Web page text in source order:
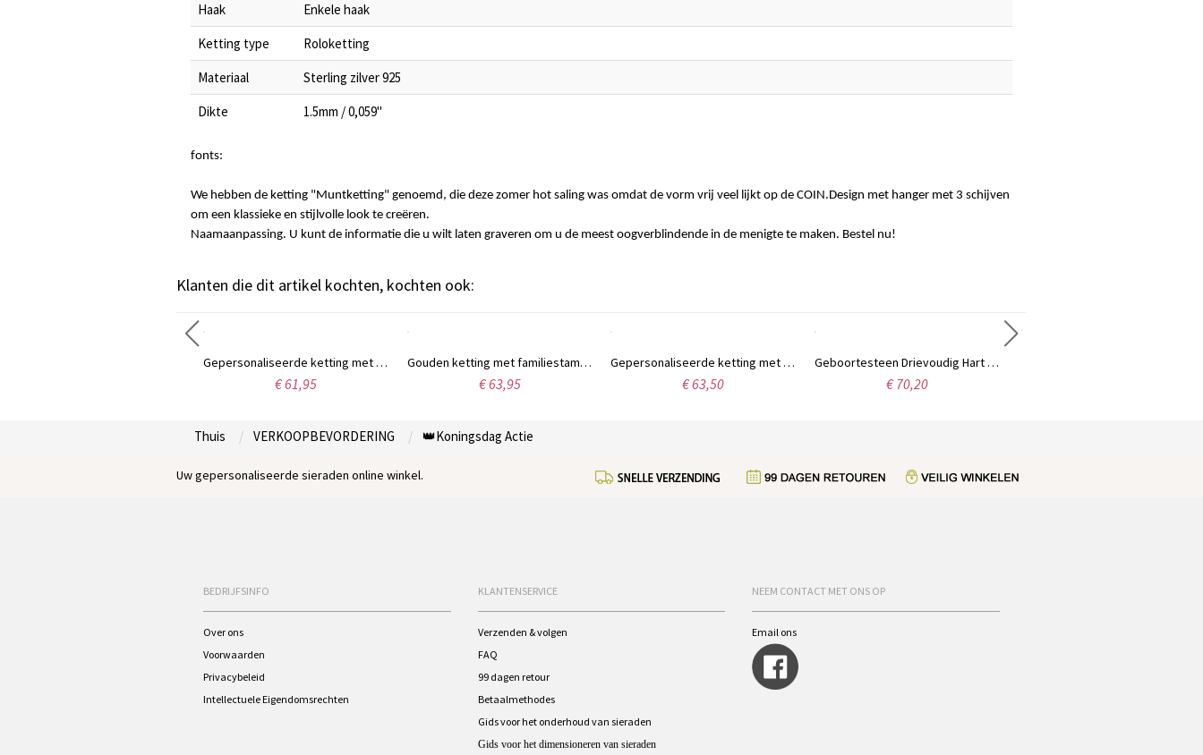
Haak
Enkele haak
Ketting type
Roloketting
Materiaal
Sterling zilver 925
Dikte
1.5mm / 0,059"
fonts:
We hebben de ketting "Muntketting" genoemd, die deze zomer hot saling was omdat de vorm vrij veel lijkt op de COIN.Design met hanger met 3 schijven
om een klassieke en stijlvolle look te creëren.
Naamaanpassing. U kunt de informatie die u wilt laten graveren om u de meest oogverblindende in de menigte te maken. Bestel nu!
Klanten die dit artikel kochten, kochten ook:
Gepersonaliseerde ketting met 7 geboortestenen, geïnspireerd op de stamboom van uw familie.
€ 61,95
Gouden ketting met familiestamboom, 7 namen en geboortestenen.
€ 63,95
Gepersonaliseerde ketting met drie hartjes en klavertjesdrie, met namen
€ 63,50
Geboortesteen Drievoudig Hart Ketting met 3 Namen, Gegraveerd in Goud
€ 70,20
Thuis VERKOOPBEVORDERING 👑Koningsdag Actie
Uw gepersonaliseerde sieraden online winkel.
BEDRIJFSINFO
Over ons
Voorwaarden
Privacybeleid
Intellectuele Eigendomsrechten
KLANTENSERVICE
Verzenden & volgen
FAQ
99 dagen retour
Betaalmethodes
Gids voor het onderhoud van sieraden
Gids voor het dimensioneren van sieraden
NEEM CONTACT MET ONS OP
Email ons